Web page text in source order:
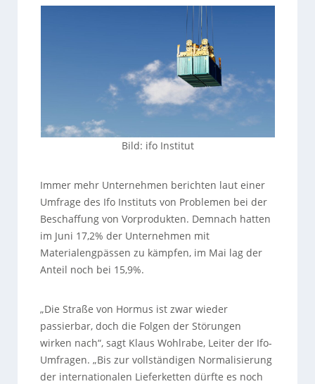
Bild: ifo Institut
Immer mehr Unternehmen berichten laut einer
Umfrage des Ifo Instituts von Problemen bei der
Beschaffung von Vorprodukten. Demnach hatten
im Juni 17,2% der Unternehmen mit
Materialengpässen zu kämpfen, im Mai lag der
Anteil noch bei 15,9%.
„Die Straße von Hormus ist zwar wieder
passierbar, doch die Folgen der Störungen
wirken nach“, sagt Klaus Wohlrabe, Leiter der Ifo-
Umfragen. „Bis zur vollständigen Normalisierung
der internationalen Lieferketten dürfte es noch